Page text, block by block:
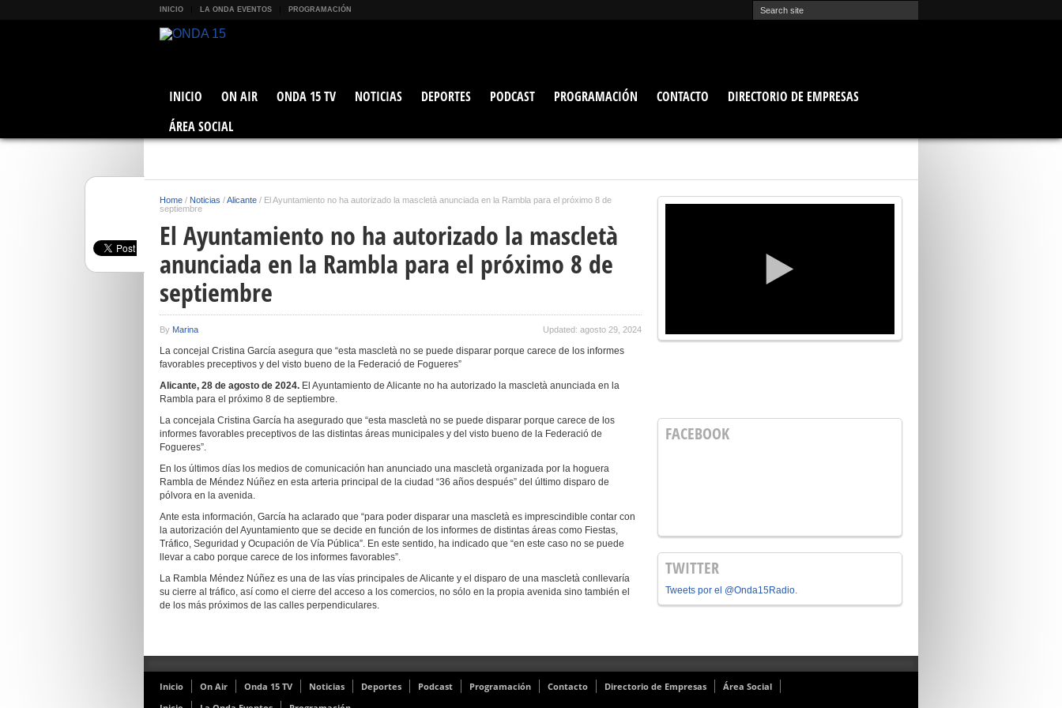
INICIO LA ONDA EVENTOS PROGRAMACIÓN
INICIO ON AIR ONDA 15 TV NOTICIAS DEPORTES PODCAST PROGRAMACIÓN CONTACTO
DIRECTORIO DE EMPRESAS
ÁREA SOCIAL
Home / Noticias /Alicante / El Ayuntamiento no ha autorizado la mascletà anunciada en la Rambla para el próximo 8 de
septiembre
El Ayuntamiento no ha autorizado la mascletà
anunciada en la Rambla para el próximo 8 de
septiembre
By Marina Updated: agosto 29, 2024
La concejal Cristina García asegura que “esta mascletà no se puede disparar porque carece de los informes
favorables preceptivos y del visto bueno de la Federació de Fogueres”
Alicante, 28 de agosto de 2024. El Ayuntamiento de Alicante no ha autorizado la mascletà anunciada en la
Rambla para el próximo 8 de septiembre.
La concejala Cristina García ha asegurado que “esta mascletà no se puede disparar porque carece de los
informes favorables preceptivos de las distintas áreas municipales y del visto bueno de la Federació de
Fogueres”.
En los últimos días los medios de comunicación han anunciado una mascletà organizada por la hoguera
Rambla de Méndez Núñez en esta arteria principal de la ciudad “36 años después” del último disparo de
pólvora en la avenida.
Ante esta información, García ha aclarado que “para poder disparar una mascletà es imprescindible contar con
la autorización del Ayuntamiento que se decide en función de los informes de distintas áreas como Fiestas,
Tráfico, Seguridad y Ocupación de Vía Pública”. En este sentido, ha indicado que “en este caso no se puede
llevar a cabo porque carece de los informes favorables”.
La Rambla Méndez Núñez es una de las vías principales de Alicante y el disparo de una mascletà conllevaría
su cierre al tráfico, así como el cierre del acceso a los comercios, no sólo en la propia avenida sino también el
de los más próximos de las calles perpendiculares.
FACEBOOK
TWITTER
Tweets por el @Onda15Radio.
Inicio On Air Onda 15 TV Noticias Deportes Podcast Programación Contacto Directorio de Empresas
Área Social